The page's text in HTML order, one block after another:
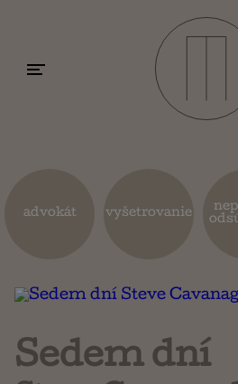
advokát vyšetrovanie
Sedem dní